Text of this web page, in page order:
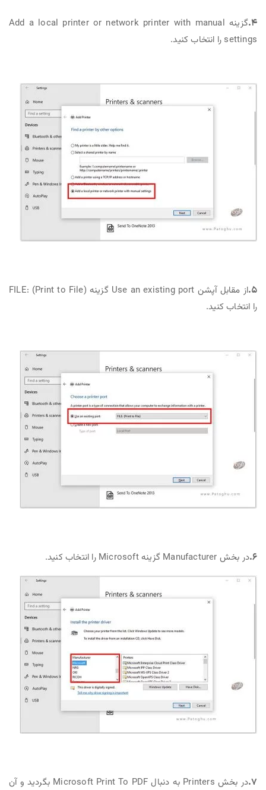
۴.
گزینه Add a local printer or network printer with manual
settings را انتخاب کنید.
۵.
از مقابل آپشن Use an existing port گزینه (FILE: (Print to File
را انتخاب کنید.
۶. در بخش Manufacturer گزینه Microsoft را انتخاب کنید.
۷.
در بخش Printers به دنبال Microsoft Print To PDF بگردید و آن